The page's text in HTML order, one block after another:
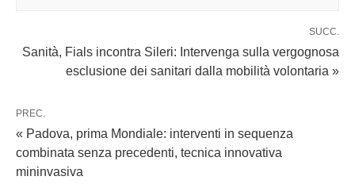
SUCC.
Sanità, Fials incontra Sileri: Intervenga sulla vergognosa
esclusione dei sanitari dalla mobilità volontaria »
PREC.
« Padova, prima Mondiale: interventi in sequenza
combinata senza precedenti, tecnica innovativa
mininvasiva